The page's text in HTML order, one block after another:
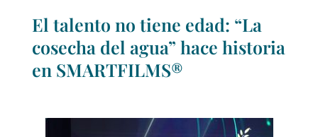
El talento no tiene edad: “La
cosecha del agua” hace historia
en SMARTFILMS®